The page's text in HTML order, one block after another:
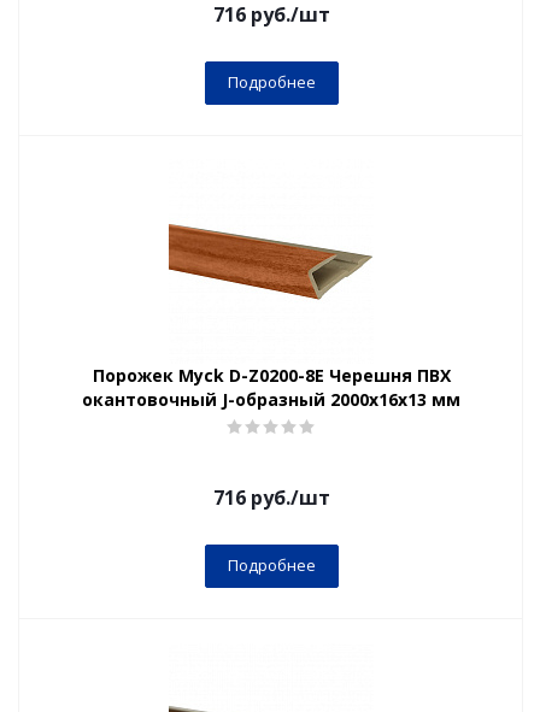
716руб./шт
Подробнее
Порожек Myck D-Z0200-8Е Черешня ПВХ
окантовочный J-образный 2000х16х13 мм
716руб./шт
Подробнее